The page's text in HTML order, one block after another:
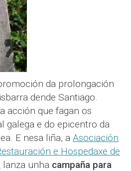
da prolongación
dende Santiago.
acción que fagan os
galega e do epicentro da
E nesa liña, a Asociación
e Hospedaxe de
lanza unha campaña para